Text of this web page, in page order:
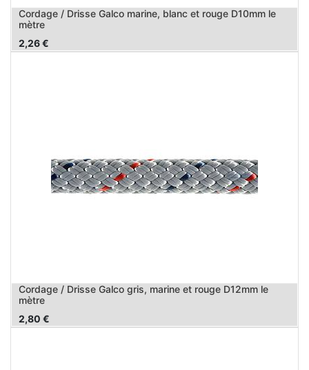
Cordage / Drisse Galco marine, blanc et rouge D10mm le
mètre
2,26€
Cordage / Drisse Galco gris, marine et rouge D12mm le
mètre
2,80 €